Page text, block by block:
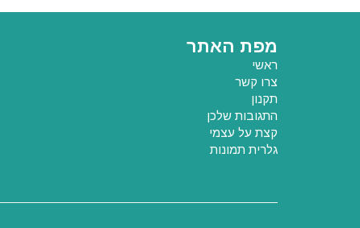
מפת האתר
ראשי
צרו קשר
תקנון
התגובות שלכן
קצת על עצמי
גלרית תמונות